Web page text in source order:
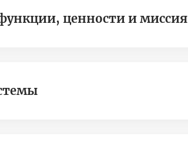
ценности и миссия